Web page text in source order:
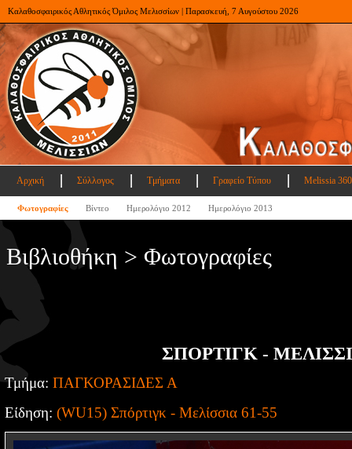
Καλαθοσφαιρικός Αθλητικός Όμιλος Μελισσίων | Παρασκευή, 7 Αυγούστου 2026
Αρχική Σύλλογος Τμήματα Γραφείο Τύπου Melissia
Φωτογραφίες Βίντεο Ημερολόγιο 2012 Ημερολόγιο 2013
Βιβλιοθήκη > Φωτογραφίες
ΣΠΟΡΤΙΓΚ -
Τμήμα: ΠΑΓΚΟΡΑΣΙΔΕΣ Α
Είδηση: (WU15) Σπόρτιγκ - Μελίσσια 61-55